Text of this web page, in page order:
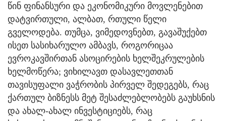
წინ ფინანსური და ეკონომიკური მოვლენებით
დატვირთული, ალბათ, რთული წელი
გველოდება. თუმცა, ვიმედოვნებთ, გავაშუქებთ
ისეთ სასიხარულო ამბავს, როგორიცაა
ევროკავშირთან ასოცირების ხელშეკრულების
ხელმოწერა; ვიხილავთ დასავლეთთან
თავისუფალი ვაჭრობის პირველ შედეგებს, რაც
ქართულ ბიზნესს მეტ შესაძლებლობებს გაუხსნის
და ახალ-ახალ ინვესტიციებს, რაც